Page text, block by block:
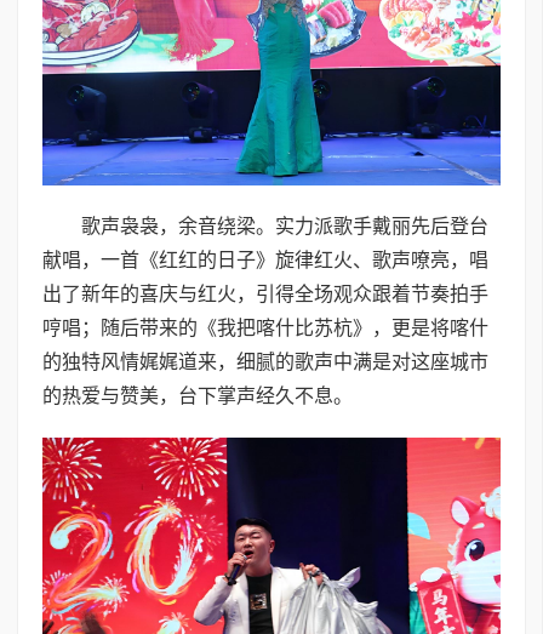
歌声袅袅，余音绕梁。实力派歌手戴丽先后登台
献唱，一首《红红的日子》旋律红火、歌声嘹亮，唱
出了新年的喜庆与红火，引得全场观众跟着节奏拍手
哼唱；随后带来的《我把喀什比苏杭》，更是将喀什
的独特风情娓娓道来，细腻的歌声中满是对这座城市
的热爱与赞美，台下掌声经久不息。